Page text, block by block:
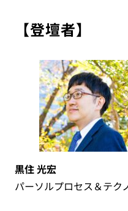
【登壇者】
黒住 光宏
パーソルプロセス＆テク